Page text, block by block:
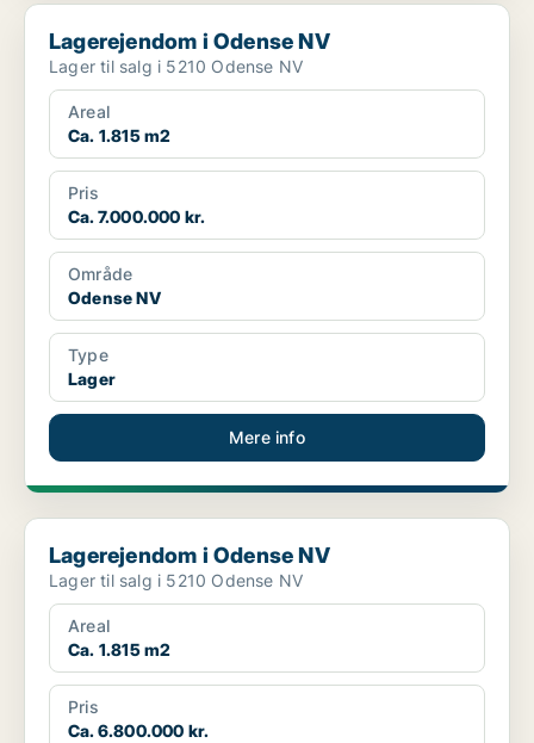
Lagerejendom i Odense NV
Lagerejendom i Odense NV
Lager til salg i 5210 Odense NV
Areal
Ca. 1.815 m2
Pris
Ca. 7.000.000 kr.
Område
Odense NV
Type
Lager
Mere info
Lagerejendom i Odense NV
Lagerejendom i Odense NV
Lager til salg i 5210 Odense NV
Areal
Ca. 1.815 m2
Pris
Ca. 6.800.000 kr.